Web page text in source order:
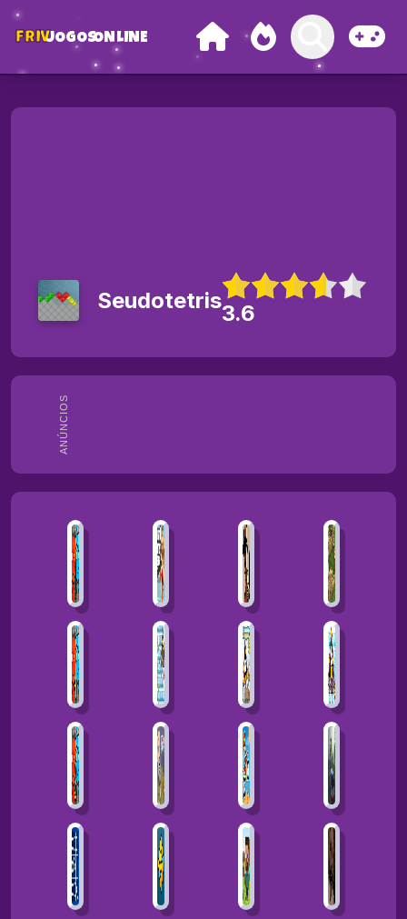
FRIVJOGOSONLINE
ANÚNCIOS
Seudotetris3.6